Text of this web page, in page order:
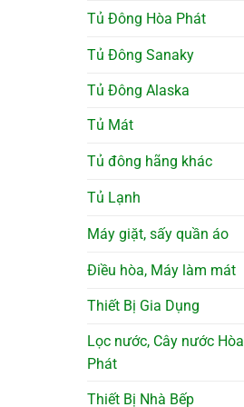
Tủ Đông Hòa Phát
Tủ Đông Sanaky
Tủ Đông Alaska
Tủ Mát
Tủ đông hãng khác
Tủ Lạnh
Máy giặt, sấy quần áo
Điều hòa, Máy làm mát
Thiết Bị Gia Dụng
Lọc nước, Cây nước Hòa
Phát
Thiết Bị Nhà Bếp